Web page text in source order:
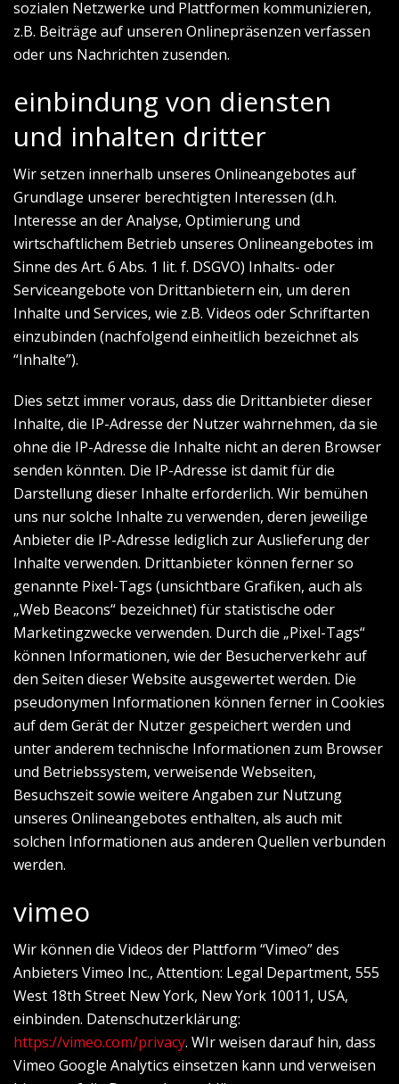
sozialen Netzwerke und Plattformen kommunizieren,
z.B. Beiträge auf unseren Onlinepräsenzen verfassen
oder uns Nachrichten zusenden.
einbindung von diensten
und inhalten dritter
Wir setzen innerhalb unseres Onlineangebotes auf
Grundlage unserer berechtigten Interessen (d.h.
Interesse an der Analyse, Optimierung und
wirtschaftlichem Betrieb unseres Onlineangebotes im
Sinne des Art. 6 Abs. 1 lit. f. DSGVO) Inhalts- oder
Serviceangebote von Drittanbietern ein, um deren
Inhalte und Services, wie z.B. Videos oder Schriftarten
einzubinden (nachfolgend einheitlich bezeichnet als
“Inhalte”).
Dies setzt immer voraus, dass die Drittanbieter dieser
Inhalte, die IP-Adresse der Nutzer wahrnehmen, da sie
ohne die IP-Adresse die Inhalte nicht an deren Browser
senden könnten. Die IP-Adresse ist damit für die
Darstellung dieser Inhalte erforderlich. Wir bemühen
uns nur solche Inhalte zu verwenden, deren jeweilige
Anbieter die IP-Adresse lediglich zur Auslieferung der
Inhalte verwenden. Drittanbieter können ferner so
genannte Pixel-Tags (unsichtbare Grafiken, auch als
„Web Beacons“ bezeichnet) für statistische oder
Marketingzwecke verwenden. Durch die „Pixel-Tags“
können Informationen, wie der Besucherverkehr auf
den Seiten dieser Website ausgewertet werden. Die
pseudonymen Informationen können ferner in Cookies
auf dem Gerät der Nutzer gespeichert werden und
unter anderem technische Informationen zum Browser
und Betriebssystem, verweisende Webseiten,
Besuchszeit sowie weitere Angaben zur Nutzung
unseres Onlineangebotes enthalten, als auch mit
solchen Informationen aus anderen Quellen verbunden
werden.
vimeo
Wir können die Videos der Plattform “Vimeo” des
Anbieters Vimeo Inc., Attention: Legal Department, 555
West 18th Street New York, New York 10011, USA,
einbinden. Datenschutzerklärung:
https://vimeo.com/privacy. WIr weisen darauf hin, dass
Vimeo Google Analytics einsetzen kann und verweisen